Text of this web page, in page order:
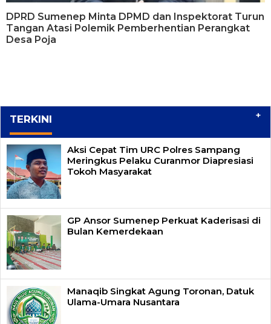
DPRD Sumenep Minta DPMD dan Inspektorat Turun
Tangan Atasi Polemik Pemberhentian Perangkat
Desa Poja
TERKINI +
Aksi Cepat Tim URC Polres Sampang
Meringkus Pelaku Curanmor Diapresiasi
Tokoh Masyarakat
GP Ansor Sumenep Perkuat Kaderisasi di
Bulan Kemerdekaan
Manaqib Singkat Agung Toronan, Datuk
Ulama-Umara Nusantara